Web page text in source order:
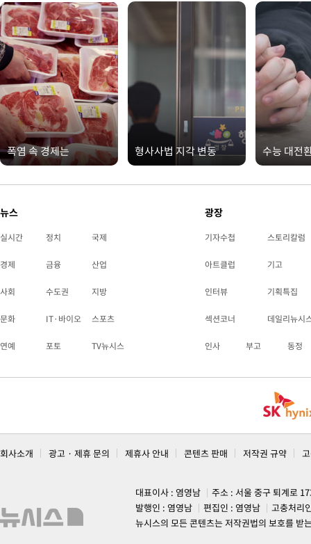
폭염 속 경제는 형사사법 지각 변동 수능 대전
뉴스
실시간 정치 국제
경제 금융 산업
사회 수도권 지방
문화 IT·바이오 스포츠
연예 포토 TV뉴시스
광장
기자수첩 스토리칼럼
아트클럽 기고
인터뷰 기획특집
섹션코너 데일리뉴시
인사 부고 동정
회사소개 광고 · 제휴 문의 제휴사 안내 콘텐츠 판매 저작권 규약
대표이사 : 염영남
주소 : 서울 중구 퇴계로
발행인 : 염영남
편집인 : 염영남
고충처리
뉴시스의 모든 콘텐츠는 저작권법의 보호를